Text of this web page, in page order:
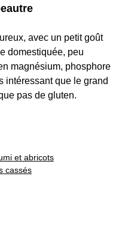
avec un petit goût
domestiquée, peu
magnésium, phosphore
intéressant que le grand
pas de gluten.
et abricots
cassés